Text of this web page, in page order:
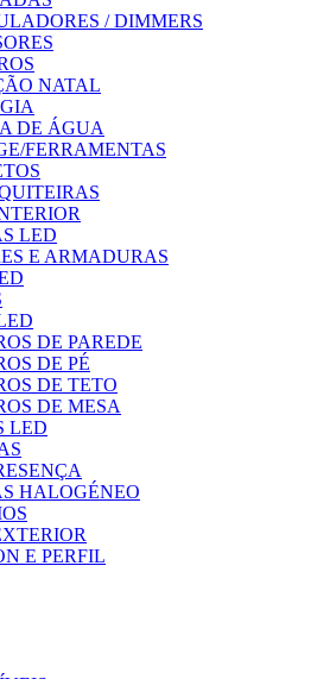
/ DIMMERS
NATAL
DE ÁGUA
FERRAMENTAS
LED
E ARMADURAS
DE PAREDE
DE PÉ
DE TETO
DE MESA
LED
HALOGÉNEO
E PERFIL